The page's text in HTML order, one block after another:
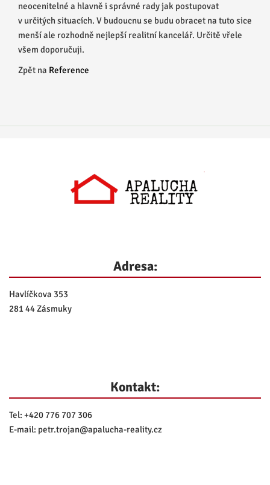
neocenitelné a hlavně i správné rady jak postupovat
v určitých situacích. V budoucnu se budu obracet na tuto sice
menší ale rozhodně nejlepší realitní kancelář. Určitě vřele
všem doporučuji.
Zpět na Reference
Adresa:
Havlíčkova 353
281 44 Zásmuky
Kontakt:
Tel: +420 776 707 306
E-mail: petr.trojan@apalucha-reality.cz